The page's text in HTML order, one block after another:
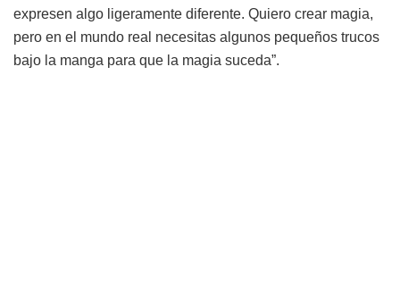
expresen algo ligeramente diferente. Quiero crear magia,
pero en el mundo real necesitas algunos pequeños trucos
bajo la manga para que la magia suceda”.